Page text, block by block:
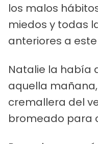
los malos
miedos y todas
anteriores a
Natalie la había
aquella
cremallera del
bromeado para